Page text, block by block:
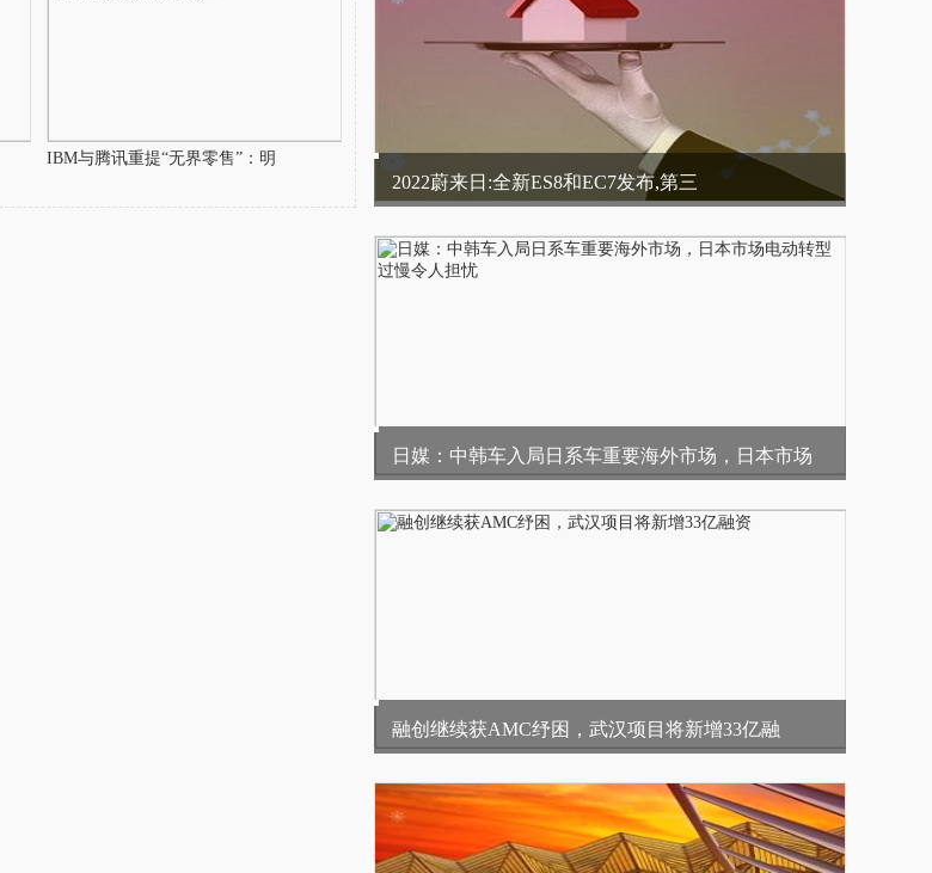
IBM与腾讯重提“无界零售”：明
2022蔚来日:全新ES8和EC7发布,第三
日媒：中韩车入局日系车重要海外市场，日本市场
融创继续获AMC纾困，武汉项目将新增33亿融